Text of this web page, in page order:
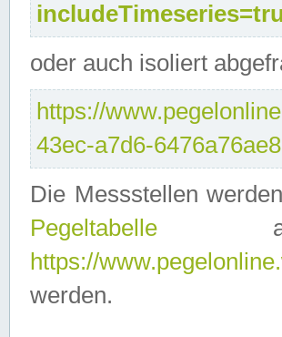
oder auch isoliert
https://
43ec-a7d6-
Die Messstellen
Pegeltabelle
https://
werden.